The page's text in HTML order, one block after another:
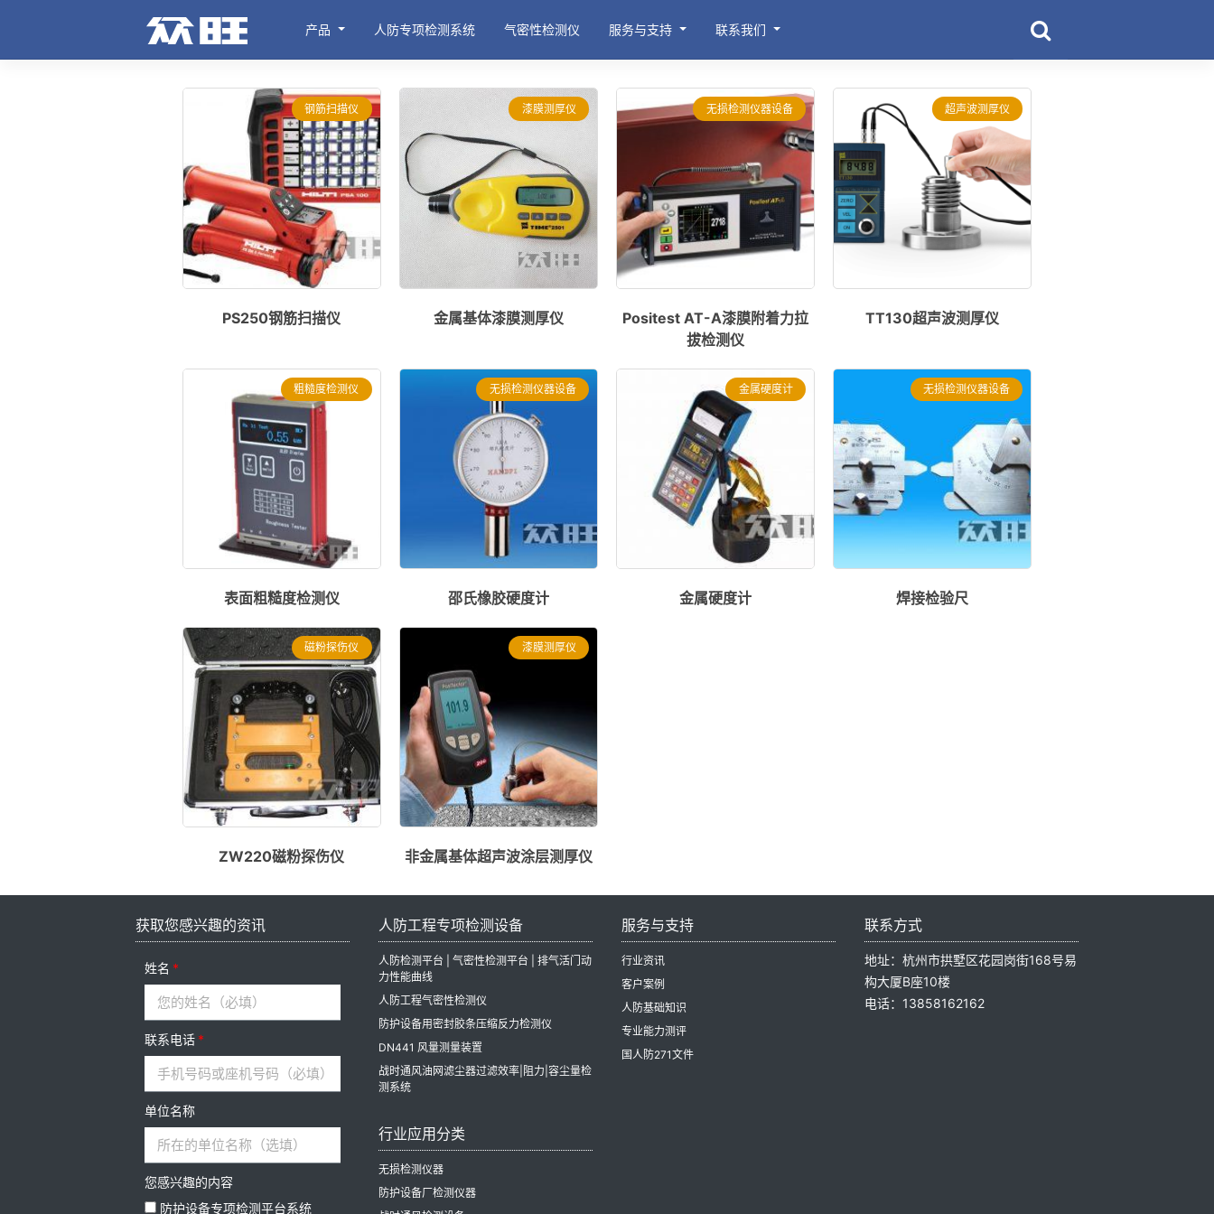
产品 人防专项检测系统 气密性检测仪 服务与支持 联系我们
钢筋扫描仪
PS250钢筋扫描仪
漆膜测厚仪
金属基体漆膜测厚仪
无损检测仪器设备
Positest AT-A漆膜附着力拉
拔检测仪
超声波测厚仪
TT130超声波测厚仪
粗糙度检测仪
表面粗糙度检测仪
无损检测仪器设备
邵氏橡胶硬度计
金属硬度计
金属硬度计
无损检测仪器设备
焊接检验尺
磁粉探伤仪
ZW220磁粉探伤仪
漆膜测厚仪
非金属基体超声波涂层测厚仪
获取您感兴趣的资讯
姓名
联系电话
单位名称
您感兴趣的内容
防护设备专项检测平台系统
人防工程专项检测设备
人防检测平台 | 气密性检测平台 | 排气活门动
力性能曲线
人防工程气密性检测仪
防护设备用密封胶条压缩反力检测仪
DN441 风量测量装置
战时通风油网滤尘器过滤效率|阻力|容尘量检
测系统
行业应用分类
无损检测仪器
防护设备厂检测仪器
服务与支持
行业资讯
客户案例
人防基础知识
专业能力测评
国人防271文件
联系方式
地址：杭州市拱墅区花园岗街168号易
构大厦B座10楼
电话：13858162162